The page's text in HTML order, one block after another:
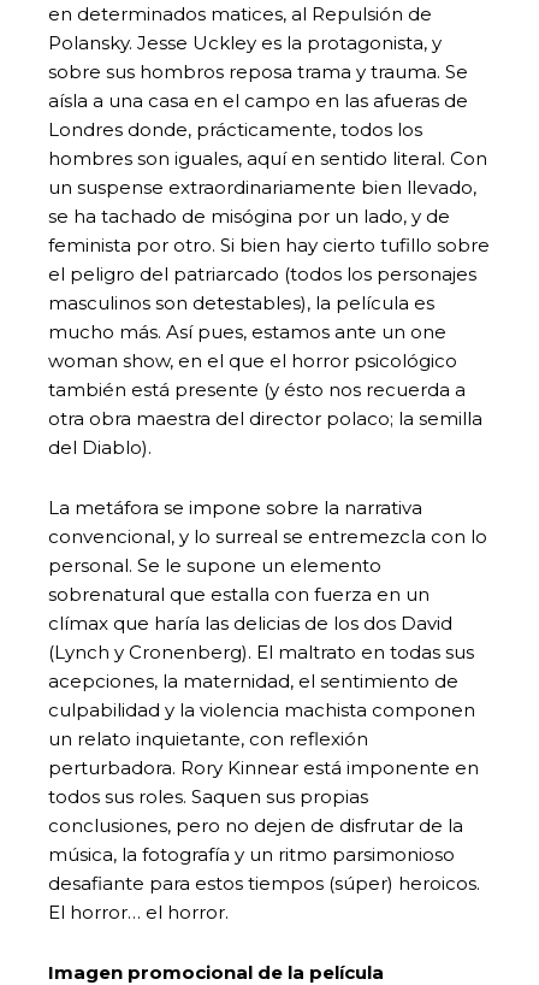
en determinados matices, al Repulsión de
Polansky. Jesse Uckley es la protagonista, y
sobre sus hombros reposa trama y trauma. Se
aísla a una casa en el campo en las afueras de
Londres donde, prácticamente, todos los
hombres son iguales, aquí en sentido literal. Con
un suspense extraordinariamente bien llevado,
se ha tachado de misógina por un lado, y de
feminista por otro. Si bien hay cierto tufillo sobre
el peligro del patriarcado (todos los personajes
masculinos son detestables), la película es
mucho más. Así pues, estamos ante un one
woman show, en el que el horror psicológico
también está presente (y ésto nos recuerda a
otra obra maestra del director polaco; la semilla
del Diablo).
La metáfora se impone sobre la narrativa
convencional, y lo surreal se entremezcla con lo
personal. Se le supone un elemento
sobrenatural que estalla con fuerza en un
clímax que haría las delicias de los dos David
(Lynch y Cronenberg). El maltrato en todas sus
acepciones, la maternidad, el sentimiento de
culpabilidad y la violencia machista componen
un relato inquietante, con reflexión
perturbadora. Rory Kinnear está imponente en
todos sus roles. Saquen sus propias
conclusiones, pero no dejen de disfrutar de la
música, la fotografía y un ritmo parsimonioso
desafiante para estos tiempos (súper) heroicos.
El horror… el horror.
Imagen promocional de la película